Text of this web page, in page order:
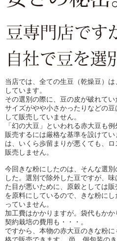
当店では、全ての生豆（乾燥豆）
しています。
その選別の際に、豆の皮が破れて
サイズがやや小さかったりなどの
して販売していません。
「幻の大豆」といわれる赤大豆も
販売するには厳格な基準を設けて
は、いくら歩留まりが悪くても、
販売しません。
今回きな粉にしたのは、そんな選
した。選別で除外した豆ですが、
た目が悪いために、原穀としては
を原料にしているので、きな粉に
っていません。
加工費はかかりますが。袋代もかか
契約栽培の費用も・・・。
ですから、本物の赤大豆のきな粉